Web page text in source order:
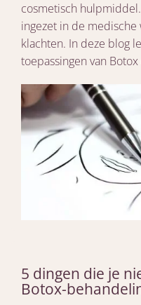
cosmetisch
ingezet in de
klachten. In deze blog
toepassingen van
5 dingen die je
Botox-